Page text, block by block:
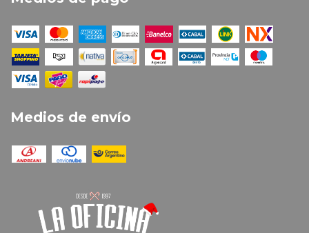
Medios de envío